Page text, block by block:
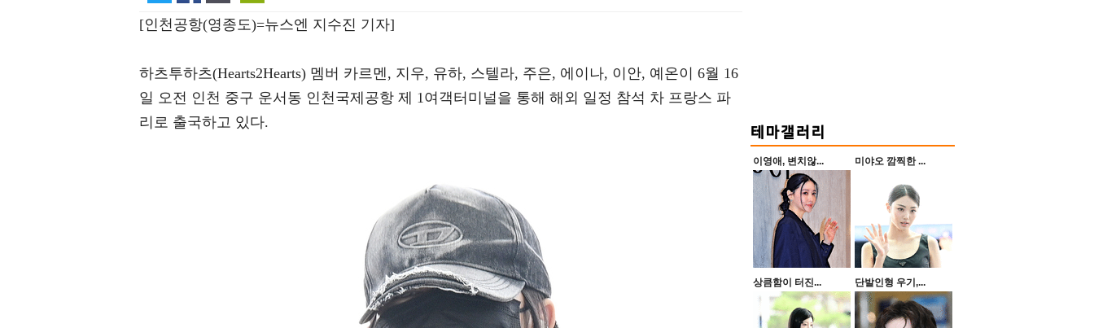
[인천공항(영종도)=뉴스엔 지수진 기자]
하츠투하츠(Hearts2Hearts) 멤버 카르멘, 지우, 유하, 스텔라, 주은, 에이나, 이안, 예온이 6월 16
일 오전 인천 중구 운서동 인천국제공항 제 1여객터미널을 통해 해외 일정 참석 차 프랑스 파
리로 출국하고 있다.
이영애, 변치않... 미야오 깜찍한 ...
상큼함이 터진... 단발인형 우기,...